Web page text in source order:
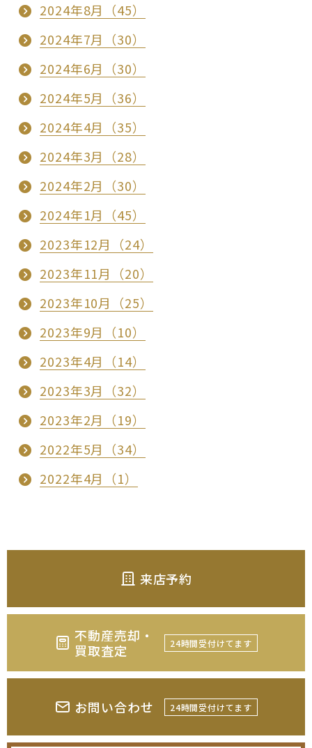
2024年8月（45）
2024年7月（30）
2024年6月（30）
2024年5月（36）
2024年4月（35）
2024年3月（28）
2024年2月（30）
2024年1月（45）
2023年12月（24）
2023年11月（20）
2023年10月（25）
2023年9月（10）
2023年4月（14）
2023年3月（32）
2023年2月（19）
2022年5月（34）
2022年4月（1）
来店予約
不動産売却・
買取査定
24時間受付けてます
お問い合わせ 24時間受付けてます